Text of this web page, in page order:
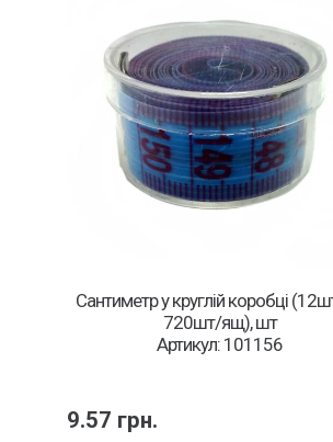
Сантиметр у круглій коробці
720шт/ящ), шт
Артикул: 101156
9.57 грн.